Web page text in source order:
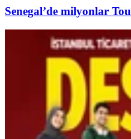
Senegal’de milyonlar